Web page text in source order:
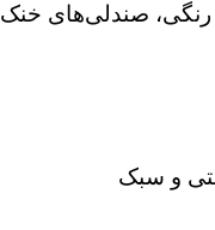
رنگی، صندلی‌های خنک
و سبک